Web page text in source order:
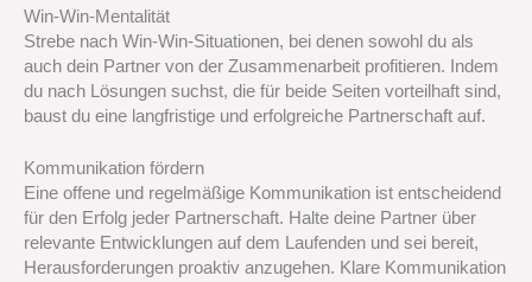
Win-Win-Mentalität
Strebe nach Win-Win-Situationen, bei denen sowohl du als
auch dein Partner von der Zusammenarbeit profitieren. Indem
du nach Lösungen suchst, die für beide Seiten vorteilhaft sind,
baust du eine langfristige und erfolgreiche Partnerschaft auf.
Kommunikation fördern
Eine offene und regelmäßige Kommunikation ist entscheidend
für den Erfolg jeder Partnerschaft. Halte deine Partner über
relevante Entwicklungen auf dem Laufenden und sei bereit,
Herausforderungen proaktiv anzugehen. Klare Kommunikation